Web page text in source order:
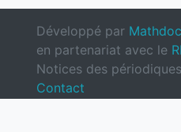
Développé par Mathdoc
en partenariat avec le
Notices des
Contact